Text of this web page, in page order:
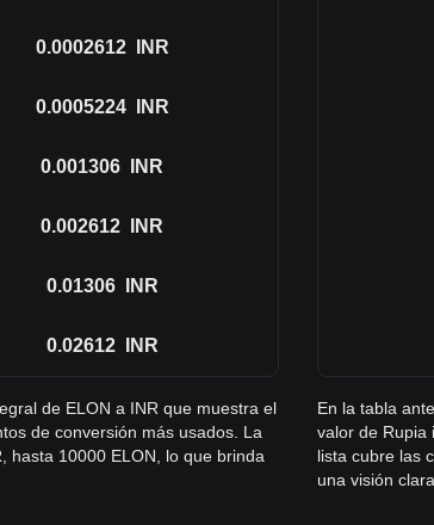
0.0002612 INR
0.0005224 INR
0.001306 INR
0.002612 INR
0.01306 INR
0.02612 INR
de ELON a INR que muestra el
de conversión más usados. La
hasta 10000 ELON, lo que brinda
En la tabla
valor de Rupia
lista cubre las
una visión